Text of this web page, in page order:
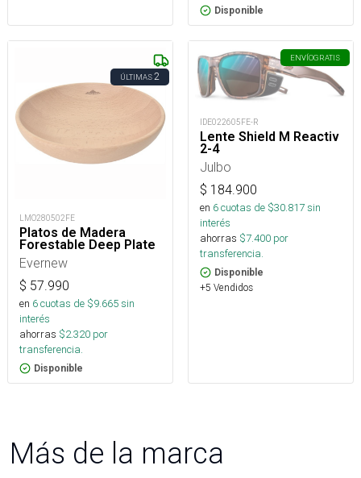
Disponible
ÚLTIMAS2
LMO280502FE
Platos de Madera
Forestable Deep Plate
Evernew
$ 57.990
en 6cuotas de $9.665sin
interés
ahorras $2.320 por
transferencia.
Disponible
ENVÍOGRATIS
IDE022605FE-R
Lente Shield M Reactiv
2-4
Julbo
$ 184.900
en 6cuotas de $30.817sin
interés
ahorras $7.400 por
transferencia.
Disponible
+5 Vendidos
Más de la marca